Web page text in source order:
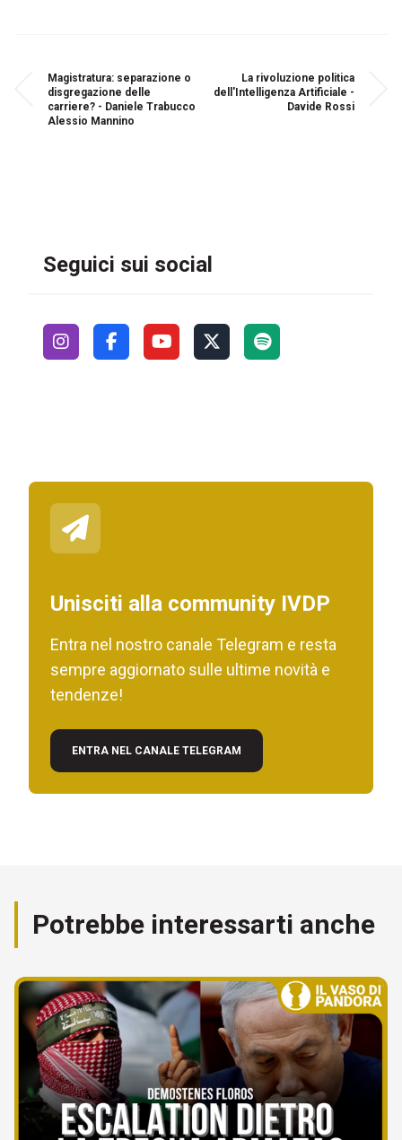
Magistratura: separazione o
disgregazione delle
carriere? - Daniele Trabucco
Alessio Mannino
La rivoluzione politica
dell'Intelligenza Artificiale -
Davide Rossi
Seguici sui social
Unisciti alla community IVDP
Entra nel nostro canale Telegram e resta
sempre aggiornato sulle ultime novità e
tendenze!
ENTRA NEL CANALE TELEGRAM
Potrebbe interessarti anche